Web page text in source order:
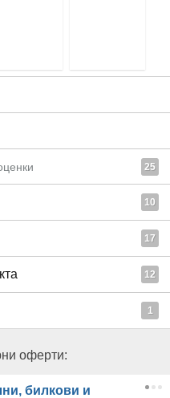
25
10
17
12
1
оферти:
билкови и